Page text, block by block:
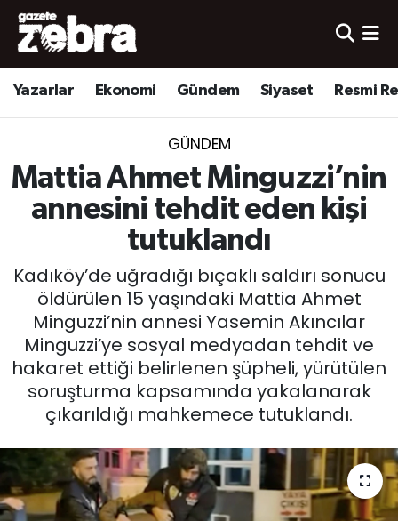
Yazarlar Ekonomi Gündem Siyaset Resmi
GÜNDEM
Mattia Ahmet Minguzzi’nin
annesini tehdit eden kişi
tutuklandı
Kadıköy’de uğradığı bıçaklı saldırı sonucu
öldürülen 15 yaşındaki Mattia Ahmet
Minguzzi’nin annesi Yasemin Akıncılar
Minguzzi’ye sosyal medyadan tehdit ve
hakaret ettiği belirlenen şüpheli, yürütülen
soruşturma kapsamında yakalanarak
çıkarıldığı mahkemece tutuklandı.
Yazarlar
Ekonomi
Yerel
Nöbetçi Eczaneler
Hava Durumu
Süper Lig Puan Durumu ve Fikstür
Tüm Manşetler
Son Dakika Haberleri
Haber Arşivi